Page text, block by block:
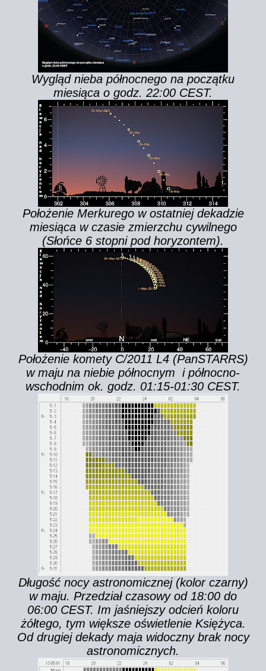
Wygląd nieba północnego na początku
miesiąca o godz. 22:00 CEST.
Położenie Merkurego w ostatniej dekadzie
miesiąca w czasie zmierzchu cywilnego
(Słońce 6 stopni pod horyzontem).
Położenie komety C/2011 L4 (PanSTARRS)
w maju na niebie północnym i północno-
wschodnim ok. godz. 01:15-01:30 CEST.
Długość nocy astronomicznej (kolor czarny)
w maju. Przedział czasowy od 18:00 do
06:00 CEST. Im jaśniejszy odcień koloru
żółtego, tym większe oświetlenie Księżyca.
Od drugiej dekady maja widoczny brak nocy
astronomicznych.